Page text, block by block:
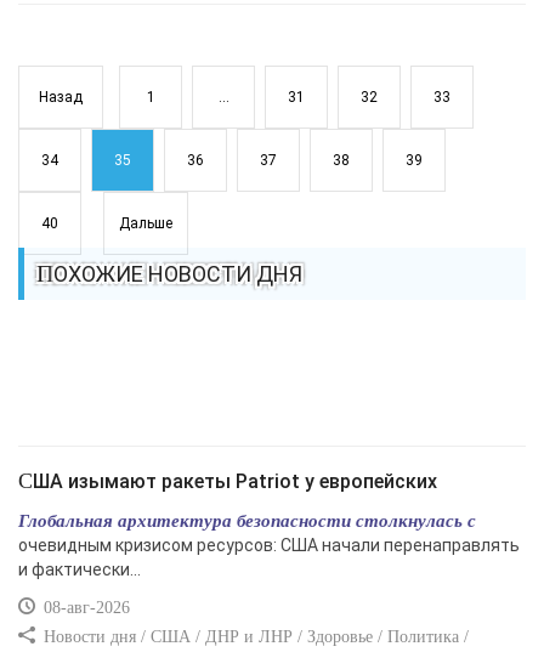
Назад 1 ... 31 32 33
34 35 36 37 38 39
40 Дальше
ПОХОЖИЕ НОВОСТИ ДНЯ
США изымают ракеты Patriot у европейских
Глобальная архитектура безопасности столкнулась с
очевидным кризисом ресурсов: США начали перенаправлять
и фактически...
08-авг-2026
Новости дня / США / ДНР и ЛНР / Здоровье / Политика /